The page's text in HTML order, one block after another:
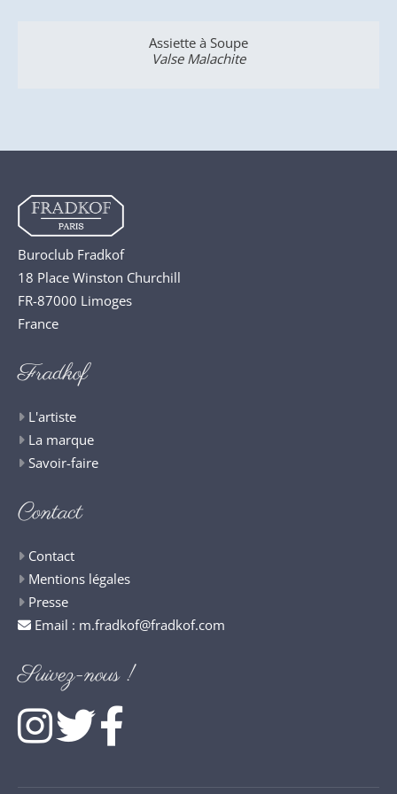
Assiette à Soupe
Valse Malachite
Buroclub Fradkof
18 Place Winston Churchill
FR-87000 Limoges
France
Fradkof
L'artiste
La marque
Savoir-faire
Contact
Contact
Mentions légales
Presse
Email : m.fradkof@fradkof.com
Suivez-nous !